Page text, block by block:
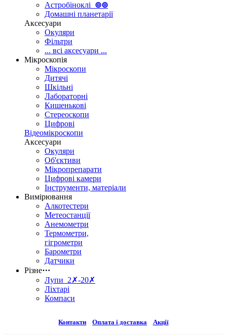
Астробіноклі ⊚⊚
Домашні планетарії
Аксесуари
Окуляри
Фільтри
... всі аксесуари ...
Мікроскопія
Мікроскопи
Дитячі
Шкільні
Лабораторні
Кишенькові
Стереоскопи
Цифрові
Відеомікроскопи
Аксесуари
Окуляри
Об'єктиви
Мікропрепарати
Цифрові камери
Інструменти, матеріали
Вимірювання
Алкотестери
Метеостанції
Анемометри
Термометри,
гігрометри
Барометри
Датчики
Різне⋯
Лупи 2✗-20✗
Ліхтарі
Компаси
Контакти Оплата і доставка Акції